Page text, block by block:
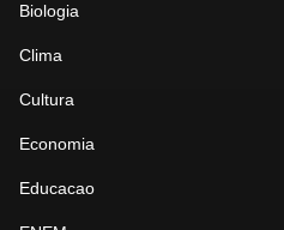
Biologia
Clima
Cultura
Economia
Educacao